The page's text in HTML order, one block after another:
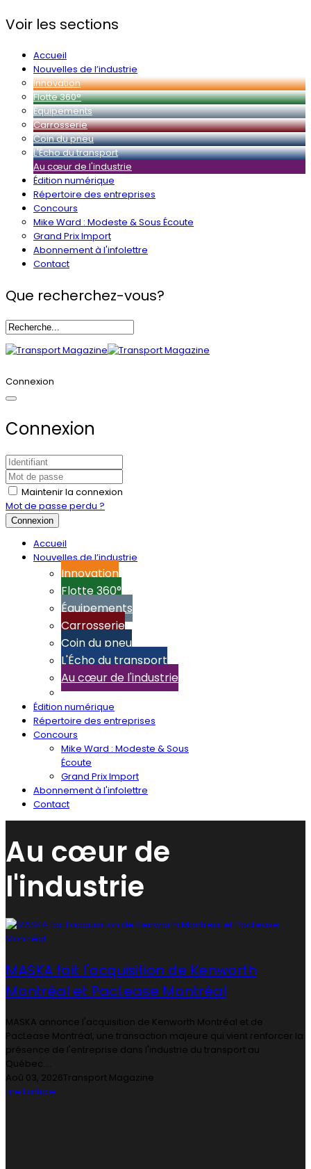
Voir les sections
Accueil
Nouvelles de l’industrie
Innovation
Flotte 360°
Équipements
Carrosserie
Coin du pneu
L'Écho du transport
Au cœur de l'industrie
Édition numérique
Répertoire des entreprises
Concours
Mike Ward : Modeste & Sous Écoute
Grand Prix Import
Abonnement à l'infolettre
Contact
Que recherchez-vous?
Connexion
Connexion
Maintenir la connexion
Mot de passe perdu ?
Connexion
Accueil
Nouvelles de l’industrie
Innovation
Flotte 360°
Équipements
Carrosserie
Coin du pneu
L'Écho du transport
Au cœur de l'industrie
Édition numérique
Répertoire des entreprises
Concours
Mike Ward : Modeste & Sous
Écoute
Grand Prix Import
Abonnement à l'infolettre
Contact
Au cœur de
l'industrie
MASKA fait l'acquisition de Kenworth
Montréal et PacLease Montréal
MASKA annonce l'acquisition de Kenworth Montréal et de
PacLease Montréal, une transaction majeure qui vient renforcer la
présence de l'entreprise dans l'industrie du transport au
Québec....
Aoû 03, 2026Transport Magazine
Lire l'article